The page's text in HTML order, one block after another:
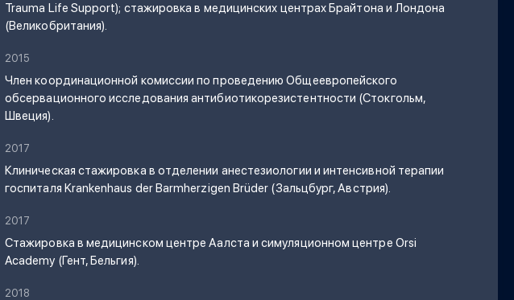
Trauma Life Support); стажировка в медицинских центрах Брайтона и Лондона
(Великобритания).
2015
Член координационной комиссии по проведению Общеевропейского
обсервационного исследования антибиотикорезистентности (Стокгольм,
Швеция).
2017
Клиническая стажировка в отделении анестезиологии и интенсивной терапии
госпиталя Krankenhaus der Barmherzigen Brüder (Зальцбург, Австрия).
2017
Стажировка в медицинском центре Аалста и симуляционном центре Orsi
Academy (Гент, Бельгия).
2018